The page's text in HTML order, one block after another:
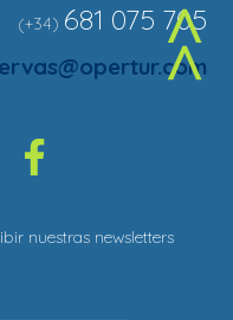
^
(+34) 681 075 705
nuestras newsletters